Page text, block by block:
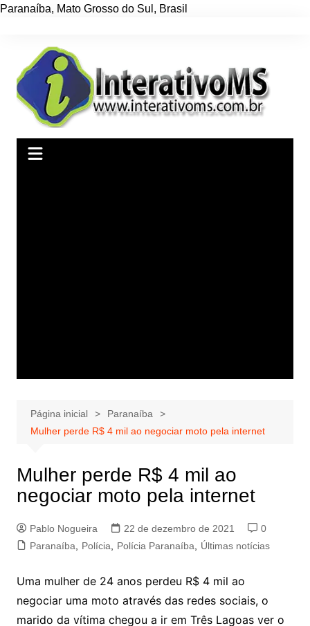
Paranaíba, Mato Grosso do Sul , Brasil
conteúdo
Página inicial
Paranaíba
Mulher perde R$ 4 mil ao negociar moto pela internet
Mulher perde R$ 4 mil ao
negociar moto pela internet
Pablo Nogueira 22 de dezembro de 2021
0
Paranaíba
Polícia Polícia Paranaíba Últimas notícias
Uma mulher de 24 anos perdeu R$ 4 mil ao
negociar uma moto através das redes sociais, o
marido da vítima chegou a ir em Três Lagoas ver o